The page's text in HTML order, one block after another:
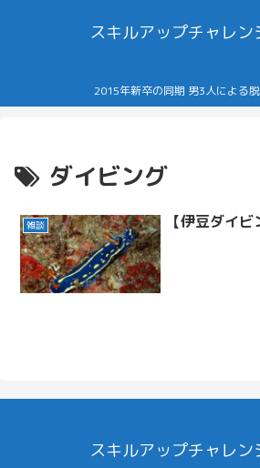
スキルアップチャレン
2015年新卒の同期 男3人による
ダイビング
雑談 【伊豆ダイ
スキルアップチャレン